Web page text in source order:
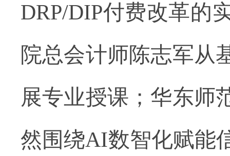
DRP/DIP付费改革的
院总会计师陈志军从
展专业授课；华东师
然围绕AI数智化赋能